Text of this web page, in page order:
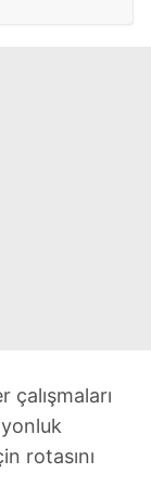
rotasını